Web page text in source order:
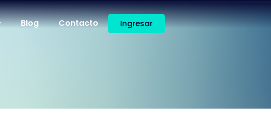
Blog Contacto Ingresar